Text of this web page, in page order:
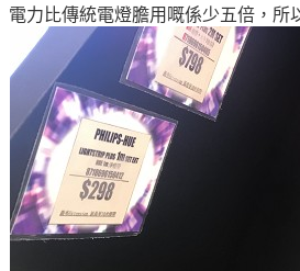
電力比傳統電燈膽用嘅係少五倍，所